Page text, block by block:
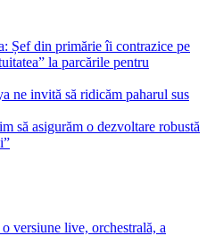
Șef din primărie îi contrazice pe
la parcările pentru
ne invită să ridicăm paharul sus
să asigurăm o dezvoltare robustă
versiune live, orchestrală, a